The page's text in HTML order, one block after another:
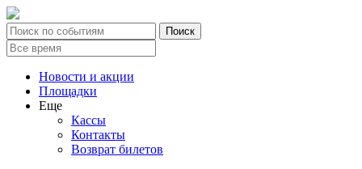
Новости и акции
Площадки
Еще
Кассы
Контакты
Возврат билетов